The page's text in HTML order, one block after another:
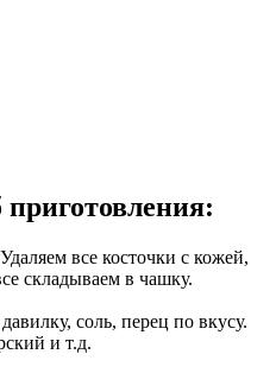
все косточки с кожей,
складываем в чашку.
соль, перец по вкусу.
и т.д.